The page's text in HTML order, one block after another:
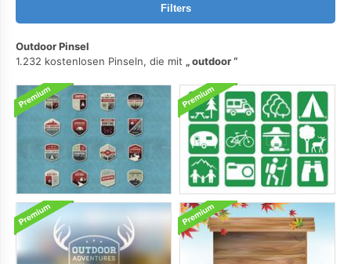
Filters
Outdoor Pinsel
1.232 kostenlosen Pinseln, die mit
outdoor